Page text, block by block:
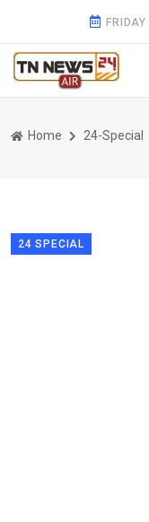
Home 24-Special
24 SPECIAL